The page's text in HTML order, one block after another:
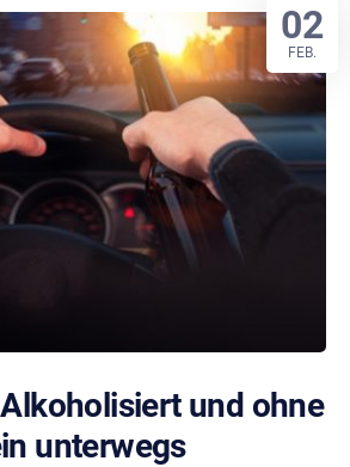
und ohne
unterwegs
02
FEB.